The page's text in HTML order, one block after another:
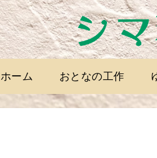
ホーム おとなの工作